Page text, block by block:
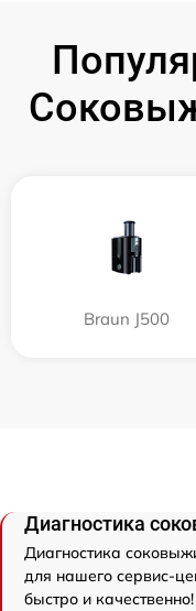
Braun J500
Диагностика
Диагностика
для нашего сервис-
быстро и качественно!